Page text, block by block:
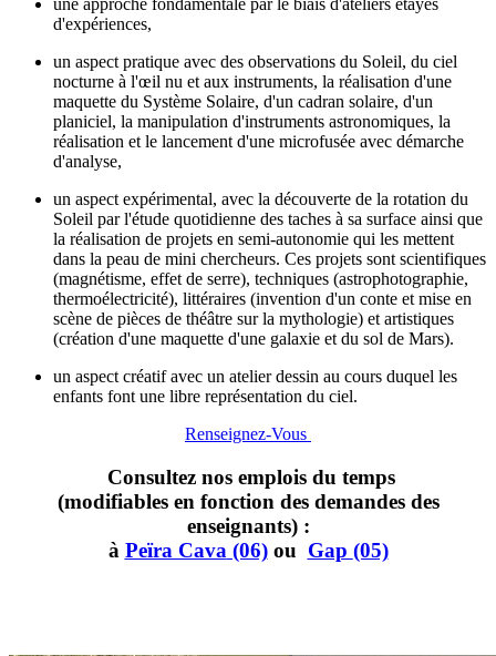
d'expériences,
un aspect pratique avec des observations du Soleil, du ciel
nocturne à l'œil nu et aux instruments, la réalisation d'une
maquette du Système Solaire, d'un cadran solaire, d'un
planiciel, la manipulation d'instruments astronomiques, la
réalisation et le lancement d'une microfusée avec démarche
d'analyse,
un aspect expérimental, avec la découverte de la rotation du
Soleil par l'étude quotidienne des taches à sa surface ainsi que
la réalisation de projets en semi-autonomie qui les mettent
dans la peau de mini chercheurs. Ces projets sont scientifiques
(magnétisme, effet de serre), techniques (astrophotographie,
thermoélectricité), littéraires (invention d'un conte et mise en
scène de pièces de théâtre sur la mythologie) et artistiques
(création d'une maquette d'une galaxie et du sol de Mars).
un aspect créatif avec un atelier dessin au cours duquel les
enfants font une libre représentation du ciel.
Renseignez-Vous
Consultez nos emplois du temps
(modifiables en fonction des demandes des
enseignants) :
à Peïra Cava (06)ou Gap (05)